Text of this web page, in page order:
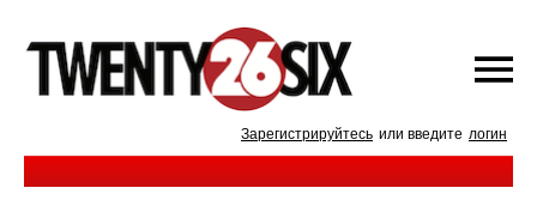
Зарегистрируйтесь или введите логин